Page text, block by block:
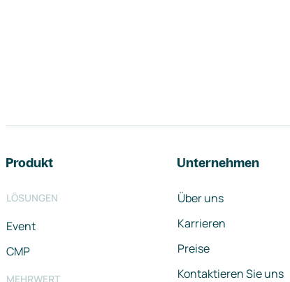
Produkt
LÖSUNGEN
Event
CMP
MEHRWERT
Unternehmen
Über uns
Karrieren
Preise
Kontaktieren Sie uns